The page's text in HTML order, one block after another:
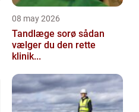
08 may 2026
Tandlæge sorø sådan
vælger du den rette
klinik...